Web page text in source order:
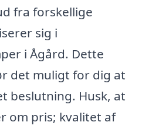
fra forskellige
sig i
i Ågård. Dette
det muligt for dig at
beslutning. Husk, at
om pris; kvalitet af